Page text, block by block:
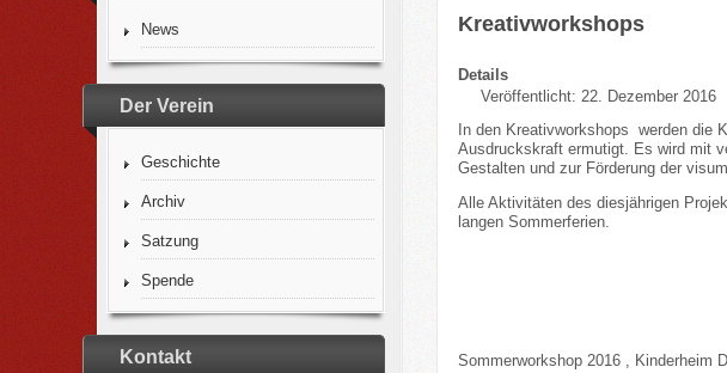
News
Der Verein
Geschichte
Archiv
Satzung
Spende
Kontakt
Kreativworkshops
Details
Veröffentlicht: 22. Dezember 2016
In den Kreativworkshops werden die
Ausdruckskraft ermutigt. Es wird mit
Gestalten und zur Förderung der
Alle Aktivitäten des diesjährigen
langen Sommerferien.
Sommerworkshop 2016 , Kinderheim